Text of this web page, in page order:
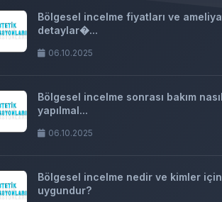
Bölgesel incelme fiyatları ve
detaylar�...
06.10.2025
Bölgesel incelme sonrası bakım nasıl
yapılmal...
06.10.2025
Bölgesel incelme nedir ve kimler için
uygundur?